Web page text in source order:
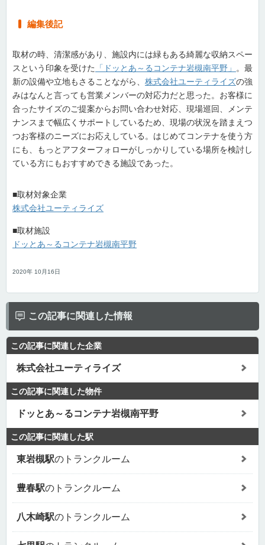
編集後記
取材の時、清潔感があり、施設内には緑もある綺麗な収納スペー
スという印象を受けた
「ドッとあ～るコンテナ岩槻南平野」
。最
新の設備や立地もさることながら、 株式会社ユーティライズの強
みはなんと言っても営業メンバーの対応力だと思った。お客様に
合ったサイズのご提案からお問い合わせ対応、現場巡回、メンテ
ナンスまで幅広くサポートしているため、現場の状況を踏まえつ
つお客様のニーズにお応えしている。はじめてコンテナを使う方
にも、もっとアフターフォローがしっかりしている場所を検討し
ている方にもおすすめできる施設であった。
■取材対象企業
株式会社ユーティライズ
■取材施設
ドッとあ～るコンテナ岩槻南平野
2020年 10月16日
この記事に関連した情報
この記事に関連した企業
株式会社ユーティライズ
この記事に関連した物件
ドッとあ～るコンテナ岩槻南平野
この記事に関連した駅
東岩槻駅のトランクルーム
豊春駅のトランクルーム
八木崎駅のトランクルーム